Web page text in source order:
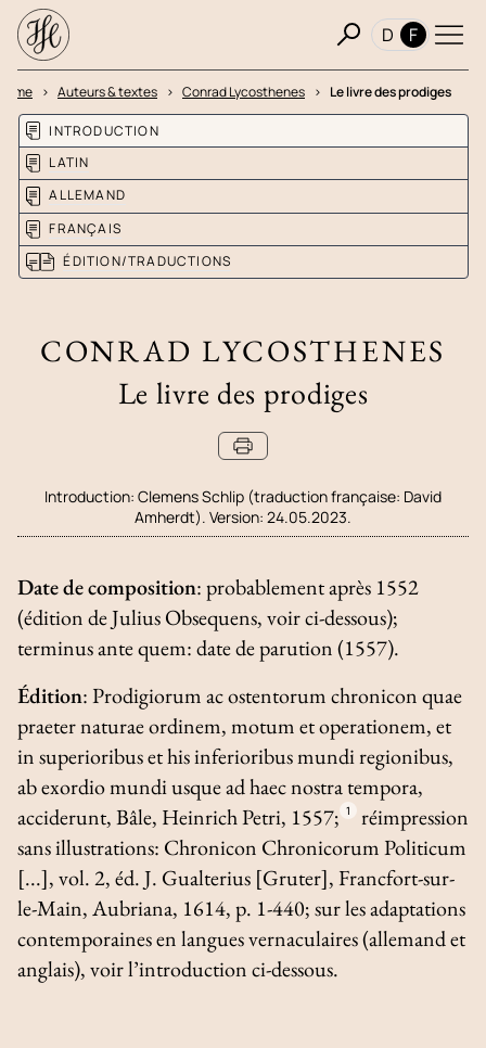
D F
Auteurs & textes Conrad Lycosthenes Le livre des prodiges
INTRODUCTION
LATIN
ALLEMAND
FRANÇAIS
ÉDITION/TRADUCTIONS
CONRAD LYCOSTHENES
Le livre des prodiges
Introduction: Clemens Schlip (traduction française: David
Amherdt). Version: 24.05.2023.
Date de composition: probablement après 1552
(édition de Julius Obsequens, voir ci-dessous);
terminus ante quem: date de parution (1557).
Édition:Prodigiorum ac ostentorum chronicon quae
praeter naturae ordinem, motum et operationem, et
in superioribus et his inferioribus mundi regionibus,
ab exordio mundi usque ad haec nostra tempora,
acciderunt, Bâle, Heinrich Petri, 1557; 1
réimpression
sans illustrations: Chronicon Chronicorum Politicum
[...], vol. 2, éd. J. Gualterius [Gruter], Francfort-sur-
le-Main, Aubriana, 1614, p. 1-440; sur les adaptations
contemporaines en langues vernaculaires (allemand et
anglais), voir l’introduction ci-dessous.